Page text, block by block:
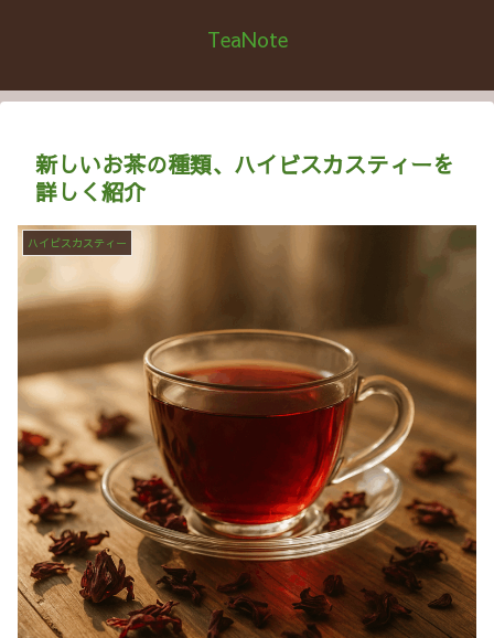
TeaNote
新しいお茶の種類、ハイビスカスティーを
詳しく紹介
ハイビスカスティー